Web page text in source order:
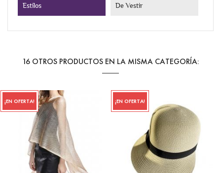
Estilos De Vestir
16 OTROS PRODUCTOS EN LA MISMA CATEGORÍA:
¡EN OFERTA!